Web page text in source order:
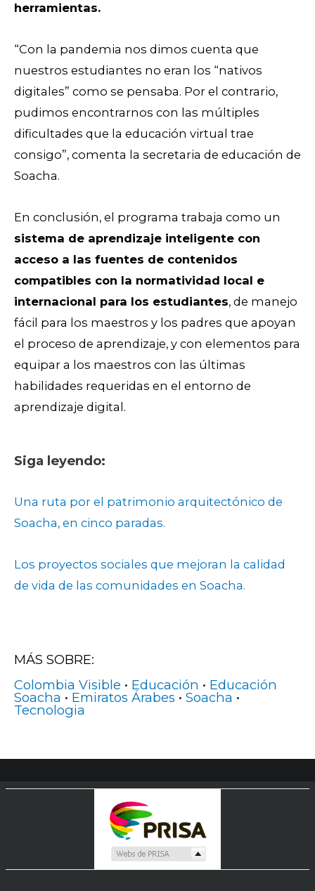
herramientas.
“Con la pandemia nos dimos cuenta que
nuestros estudiantes no eran los “nativos
digitales” como se pensaba. Por el contrario,
pudimos encontrarnos con las múltiples
dificultades que la educación virtual trae
consigo”, comenta la secretaria de educación de
Soacha.
En conclusión, el programa trabaja como un
sistema de aprendizaje inteligente con
acceso a las fuentes de contenidos
compatibles con la normatividad local e
internacional para los estudiantes, de manejo
fácil para los maestros y los padres que apoyan
el proceso de aprendizaje, y con elementos para
equipar a los maestros con las últimas
habilidades requeridas en el entorno de
aprendizaje digital.
Siga leyendo:
Una ruta por el patrimonio arquitectónico de
Soacha, en cinco paradas.
Los proyectos sociales que mejoran la calidad
de vida de las comunidades en Soacha.
MÁS SOBRE:
Colombia Visible • Educación • Educación
Soacha • Emiratos Árabes • Soacha •
Tecnologia